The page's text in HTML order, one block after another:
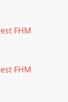
FHM
FHM